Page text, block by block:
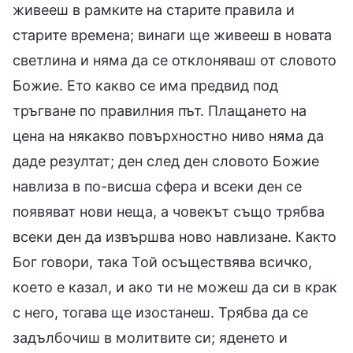
живееш в рамките на старите правила и
старите времена; винаги ще живееш в новата
светлина и няма да се отклоняваш от словото
Божие. Ето какво се има предвид под
тръгване по правилния път. Плащането на
цена на някакво повърхностно ниво няма да
даде резултат; ден след ден словото Божие
навлиза в по-висша сфера и всеки ден се
появяват нови неща, а човекът също трябва
всеки ден да извършва ново навлизане. Както
Бог говори, така Той осъществява всичко,
което е казал, и ако ти не можеш да си в крак
с него, тогава ще изостанеш. Трябва да се
задълбочиш в молитвите си; яденето и